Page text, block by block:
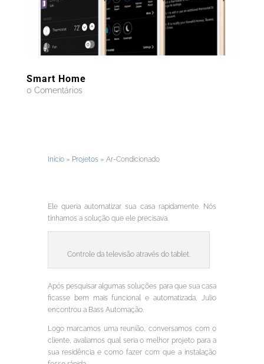
Smart Home
0 Comentários
Início» Projetos» Ar-Condicionado
Ele queria automatizar sua casa rapidamente. Nós
tínhamos a solução que ele precisava.
Controle da televisão através do tablet.
Após pesquisar algumas soluções para que sua casa
ficasse bem mais funcional e automatizada, Julio
encontrou a Bass Automação.
Logo marcamos uma reunião, conversamos com o
cliente, avaliamos qual seria o melhor projeto para a
sua residência e como fazer com que a instalação